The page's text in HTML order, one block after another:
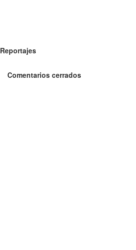
Reportajes
Comentarios cerrados